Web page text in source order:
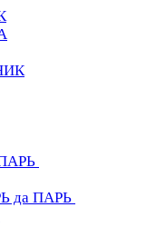
да ПАРЬ